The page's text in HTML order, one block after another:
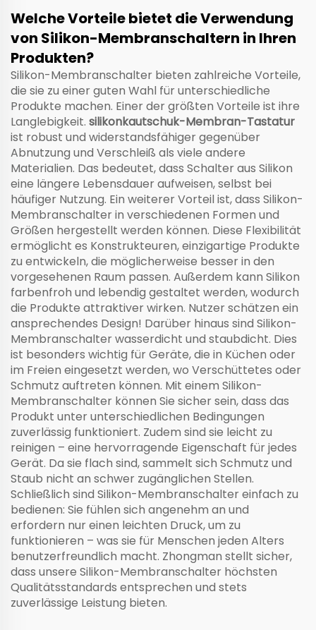
kundenspezifische
Größe für
Sicherheitsgurt-
Vorder- und
Rücksitzen
Welche Vorteile bietet die Verwendung
von Silikon-Membranschaltern in Ihren
Produkten?
Silikon-Membranschalter bieten zahlreiche Vorteile,
die sie zu einer guten Wahl für unterschiedliche
Produkte machen. Einer der größten Vorteile ist ihre
Langlebigkeit. silikonkautschuk-Membran-Tastatur
ist robust und widerstandsfähiger gegenüber
Abnutzung und Verschleiß als viele andere
Materialien. Das bedeutet, dass Schalter aus Silikon
eine längere Lebensdauer aufweisen, selbst bei
häufiger Nutzung. Ein weiterer Vorteil ist, dass Silikon-
Membranschalter in verschiedenen Formen und
Größen hergestellt werden können. Diese Flexibilität
ermöglicht es Konstrukteuren, einzigartige Produkte
zu entwickeln, die möglicherweise besser in den
vorgesehenen Raum passen. Außerdem kann Silikon
farbenfroh und lebendig gestaltet werden, wodurch
die Produkte attraktiver wirken. Nutzer schätzen ein
ansprechendes Design! Darüber hinaus sind Silikon-
Membranschalter wasserdicht und staubdicht. Dies
ist besonders wichtig für Geräte, die in Küchen oder
im Freien eingesetzt werden, wo Verschüttetes oder
Schmutz auftreten können. Mit einem Silikon-
Membranschalter können Sie sicher sein, dass das
Produkt unter unterschiedlichen Bedingungen
zuverlässig funktioniert. Zudem sind sie leicht zu
reinigen – eine hervorragende Eigenschaft für jedes
Gerät. Da sie flach sind, sammelt sich Schmutz und
Staub nicht an schwer zugänglichen Stellen.
Schließlich sind Silikon-Membranschalter einfach zu
bedienen: Sie fühlen sich angenehm an und
erfordern nur einen leichten Druck, um zu
funktionieren – was sie für Menschen jeden Alters
benutzerfreundlich macht. Zhongman stellt sicher,
dass unsere Silikon-Membranschalter höchsten
Qualitätsstandards entsprechen und stets
zuverlässige Leistung bieten.